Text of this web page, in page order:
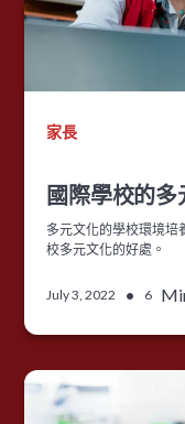
家長
國際學校的
多元文化的學校環境培
校多元文化的好處。
July 3, 2022 • 6